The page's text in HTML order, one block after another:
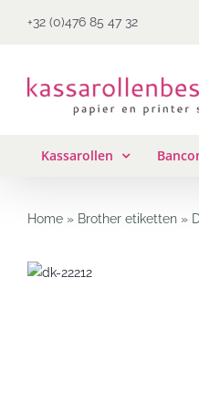
+32 (0)476 85 47 32
Kassarollen
Home » Brother etiketten »